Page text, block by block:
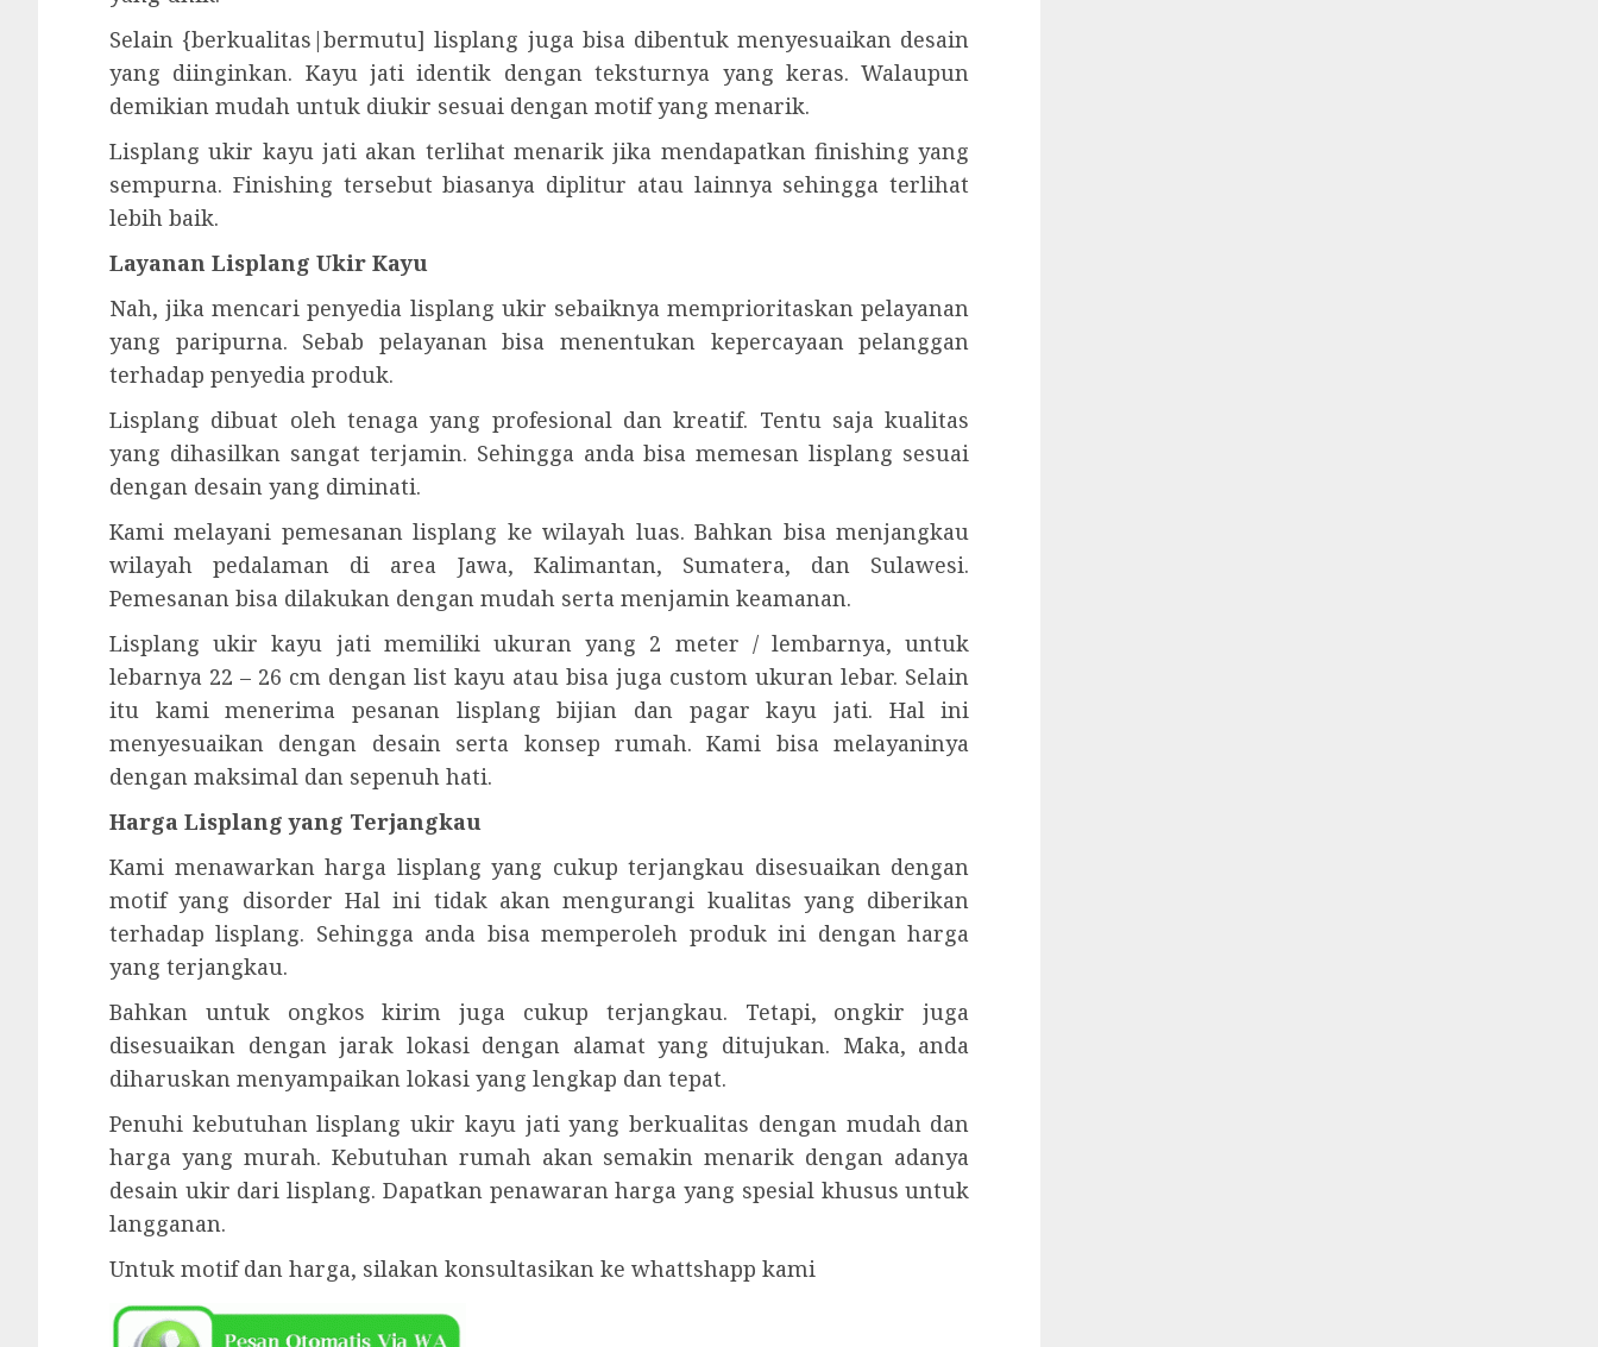
Selain {berkualitas|bermutu] lisplang juga bisa dibentuk menyesuaikan desain
yang diinginkan. Kayu jati identik dengan teksturnya yang keras. Walaupun
demikian mudah untuk diukir sesuai dengan motif yang menarik.
Lisplang ukir kayu jati akan terlihat menarik jika mendapatkan finishing yang
sempurna. Finishing tersebut biasanya diplitur atau lainnya sehingga terlihat
lebih baik.
Layanan Lisplang Ukir Kayu
Nah, jika mencari penyedia lisplang ukir sebaiknya memprioritaskan pelayanan
yang paripurna. Sebab pelayanan bisa menentukan kepercayaan pelanggan
terhadap penyedia produk.
Lisplang dibuat oleh tenaga yang profesional dan kreatif. Tentu saja kualitas
yang dihasilkan sangat terjamin. Sehingga anda bisa memesan lisplang sesuai
dengan desain yang diminati.
Kami melayani pemesanan lisplang ke wilayah luas. Bahkan bisa menjangkau
wilayah pedalaman di area Jawa, Kalimantan, Sumatera, dan Sulawesi.
Pemesanan bisa dilakukan dengan mudah serta menjamin keamanan.
Lisplang ukir kayu jati memiliki ukuran yang 2 meter / lembarnya, untuk
lebarnya 22 – 26 cm dengan list kayu atau bisa juga custom ukuran lebar. Selain
itu kami menerima pesanan lisplang bijian dan pagar kayu jati. Hal ini
menyesuaikan dengan desain serta konsep rumah. Kami bisa melayaninya
dengan maksimal dan sepenuh hati.
Harga Lisplang yang Terjangkau
Kami menawarkan harga lisplang yang cukup terjangkau disesuaikan dengan
motif yang disorder Hal ini tidak akan mengurangi kualitas yang diberikan
terhadap lisplang. Sehingga anda bisa memperoleh produk ini dengan harga
yang terjangkau.
Bahkan untuk ongkos kirim juga cukup terjangkau. Tetapi, ongkir juga
disesuaikan dengan jarak lokasi dengan alamat yang ditujukan. Maka, anda
diharuskan menyampaikan lokasi yang lengkap dan tepat.
Penuhi kebutuhan lisplang ukir kayu jati yang berkualitas dengan mudah dan
harga yang murah. Kebutuhan rumah akan semakin menarik dengan adanya
desain ukir dari lisplang. Dapatkan penawaran harga yang spesial khusus untuk
langganan.
Untuk motif dan harga, silakan konsultasikan ke whattshapp kami